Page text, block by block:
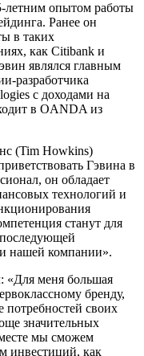
летним опытом работы
Ранее он
в таких
как Citibank и
являлся главным
разработчика
с доходами на
в OANDA из
(Tim Howkins)
Гэвина в
он обладает
технологий и
станут для
нашей компании».
«Для меня большая
бренду,
потребностей своих
значительных
мы сможем
инвестиций, как